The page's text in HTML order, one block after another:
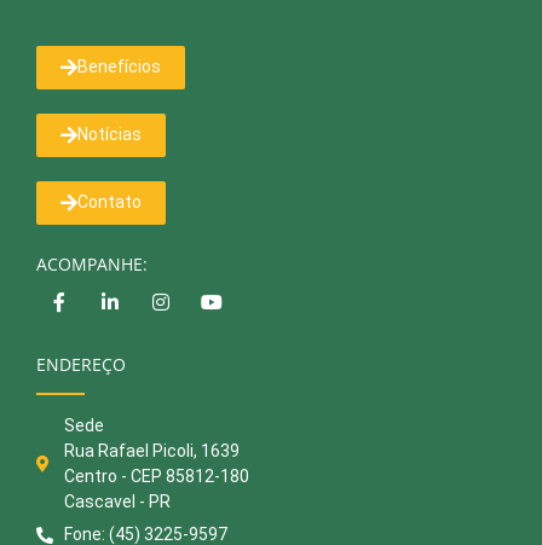
Benefícios
Notícias
Contato
ACOMPANHE:
ENDEREÇO
Sede
Rua Rafael Picoli, 1639
Centro - CEP 85812-180
Cascavel - PR
Fone: (45) 3225-9597